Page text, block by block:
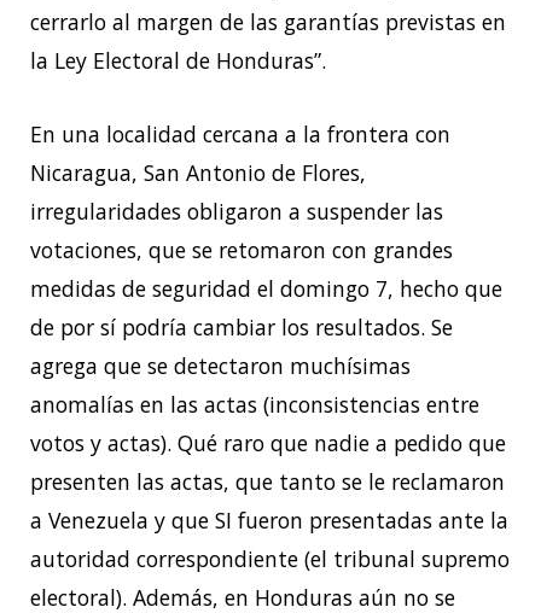
cerrarlo al margen de las garantías previstas en
la Ley Electoral de Honduras”.
En una localidad cercana a la frontera con
Nicaragua, San Antonio de Flores,
irregularidades obligaron a suspender las
votaciones, que se retomaron con grandes
medidas de seguridad el domingo 7, hecho que
de por sí podría cambiar los resultados. Se
agrega que se detectaron muchísimas
anomalías en las actas (inconsistencias entre
votos y actas). Qué raro que nadie a pedido que
presenten las actas, que tanto se le reclamaron
a Venezuela y que SI fueron presentadas ante la
autoridad correspondiente (el tribunal supremo
electoral). Además, en Honduras aún no se